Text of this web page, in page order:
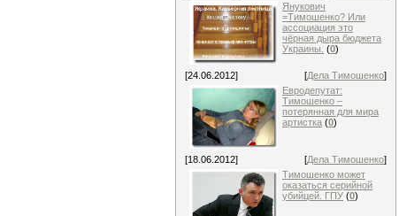
Янукович
=Тимошенко? Или
ассоциация это
чёрная дыра бюджета
Украины. (0)
[24.06.2012] [Дела Тимошенко]
Евродепутат:
Тимошенко –
потерянная для мира
артистка (0)
[18.06.2012] [Дела Тимошенко]
Тимошенко может
оказаться серийной
убийцей. ГПУ (0)